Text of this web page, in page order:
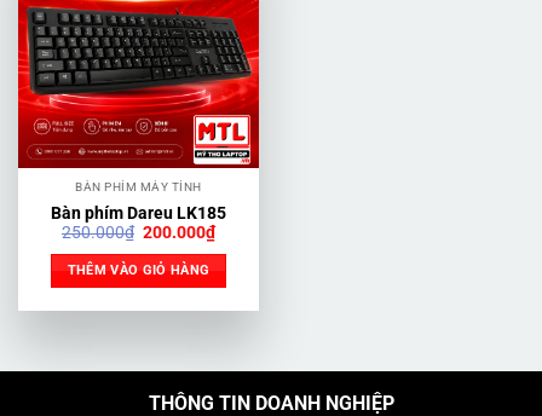
BÀN PHÍM MÁY TÍNH
Bàn phím Dareu LK185
250.000₫ Giá
là:
250.000₫.
200.000₫Giá
hiện
200.000₫.
THÊM VÀO GIỎ HÀNG
THÔNG TIN DOANH NGHIỆP